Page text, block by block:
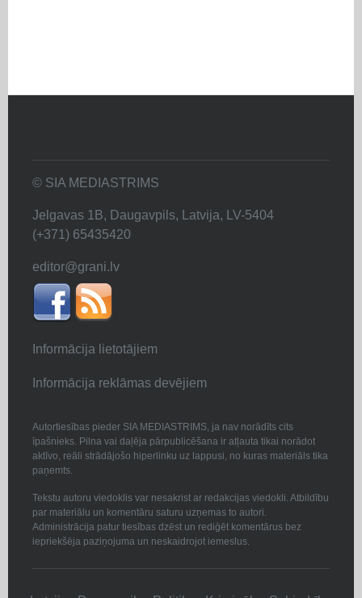
© SIA MEDIASTRIMS
Jelgavas 1B, Daugavpils, Latvija, LV-5404
(+371) 65435420
editor@grani.lv
Informācija lietotājiem
Informācija reklāmas devējiem
Autortiesības pieder SIA MEDIASTRIMS, ja nav norādīts cits
īpašnieks. Pilna vai daļēja pārpublicēšana ir atļauta tikai norādot
aktīvo, reāli strādājošo hiperlinku uz lappusi, no kuras materiāls tika
paņemts.
Tekstu autoru viedoklis var nesakrist ar redakcijas viedokli. Atbildību
par materiālu un komentāru saturu uzņemas to autori.
Administrācija patur tiesības dzēst un rediģēt komentārus bez
iepriekšēja paziņojuma un neskaidrojot iemeslus.